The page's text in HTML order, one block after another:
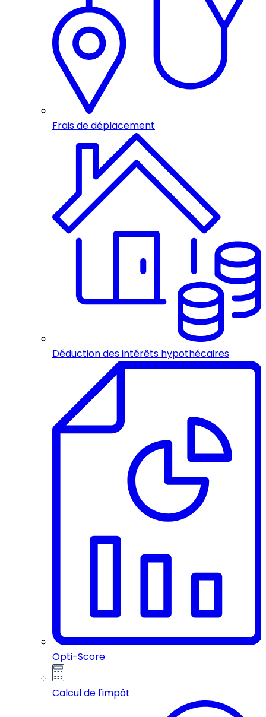
Frais de déplacement
Déduction des intérêts hypothécaires
Opti-Score
Calcul de l'impôt